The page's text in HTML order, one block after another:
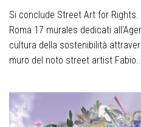
Si conclude Street Art for
Roma 17 murales dedicati
cultura della sostenibilità
muro del noto street artist